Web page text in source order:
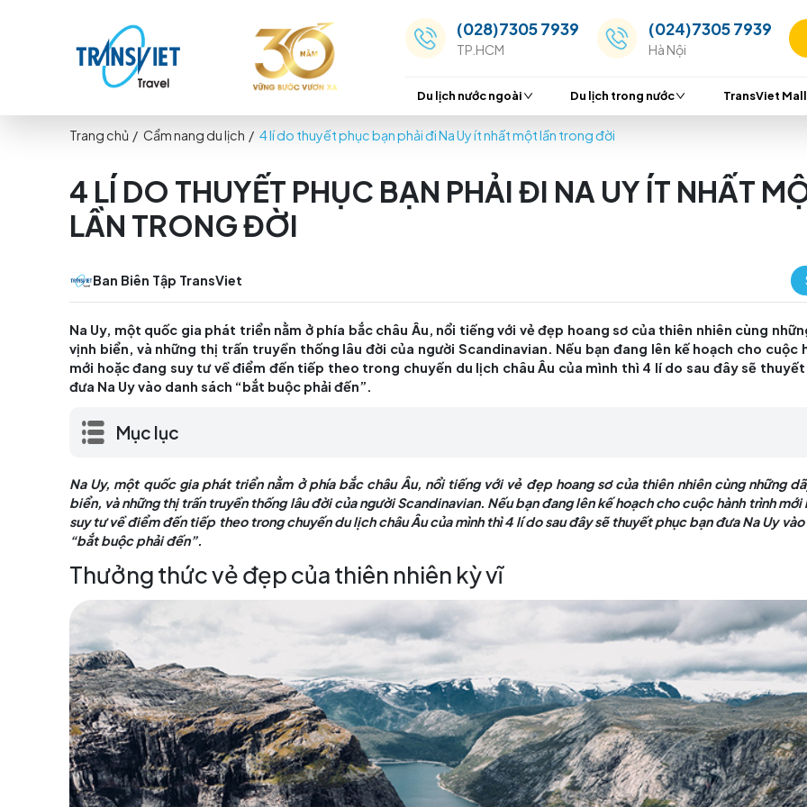
(028)7305 7939
Hà Nội
Du lịch nước ngoài Du lịch trong nước
4 LÍ DO THUYẾT PHỤC BẠN PHẢI ĐI NA UY ÍT
LẦN TRONG ĐỜI
Ban Biên Tập TransViet
Na Uy, một quốc gia phát triển nằm ở phía bắc châu Âu, nổi tiếng với vẻ đẹp hoang sơ của
vịnh biển, và những thị trấn truyền thống lâu đời của người Scandinavian. Nếu bạn đang lên
mới hoặc đang suy tư về điểm đến tiếp theo trong chuyến du lịch châu Âu của mình thì 4 lí
Mục lục
Na Uy, một quốc gia phát triển nằm ở phía bắc châu Âu, nổi tiếng với vẻ đẹp hoang sơ của thiên
biển, và những thị trấn truyền thống lâu đời của người Scandinavian. Nếu bạn đang lên kế hoạch cho
suy tư về điểm đến tiếp theo trong chuyến du lịch châu Âu của mình thì 4 lí do sau đây sẽ thuyết phục
“bắt buộc phải đến”.
Thưởng thức vẻ đẹp của thiên nhiên kỳ vĩ